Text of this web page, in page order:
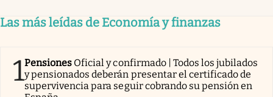
Las más leídas de Economía y finanzas
1Pensiones Oficial y confirmado | Todos los jubilados
y pensionados deberán presentar el certificado de
supervivencia para seguir cobrando su pensión en